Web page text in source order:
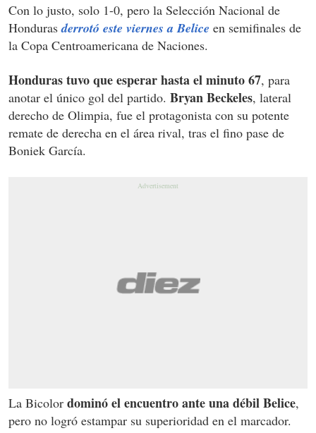
Con lo justo, solo 1-0, pero la Selección Nacional de
Hondurasderrotó este viernes a Belice en semifinales de
la Copa Centroamericana de Naciones.
Honduras tuvo que esperar hasta el minuto 67, para
anotar el único gol del partido. Bryan Beckeles, lateral
derecho de Olimpia, fue el protagonista con su potente
remate de derecha en el área rival, tras el fino pase de
Boniek García.
La Bicolor dominó el encuentro ante una débil Belice,
pero no logró estampar su superioridad en el marcador.